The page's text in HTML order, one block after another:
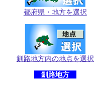
都府県・地方を選択
釧路地方内の地点を選択
釧路地方